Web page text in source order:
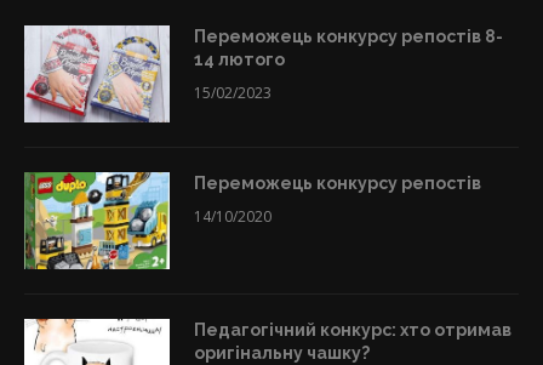
Переможець конкурсу репостів 8-
14 лютого
15/02/2023
Переможець конкурсу репостів
14/10/2020
Педагогічний конкурс: хто отримав
оригінальну чашку?